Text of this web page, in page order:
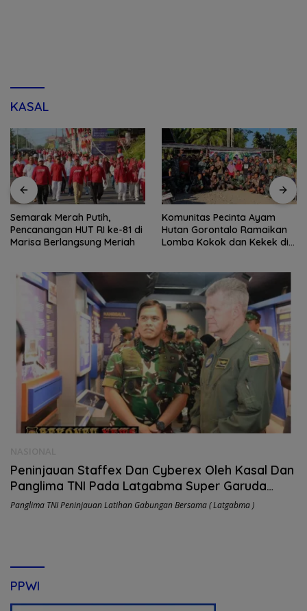
KASAL
Semarak Merah Putih,
Pencanangan HUT RI ke-81 di
Marisa Berlangsung Meriah
Komunitas Pecinta Ayam
Hutan Gorontalo Ramaikan
Lomba Kokok dan Kekek di
Peninjauan Staffex Dan Cyberex Oleh Kasal Dan
Panglima TNI Pada Latgabma Super Garuda
Dhield 2024 di Surabaya
Panglima TNI Peninjauan Latihan Gabungan Bersama ( Latgabma )
PPWI